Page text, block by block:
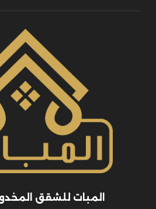
المبات للشقق